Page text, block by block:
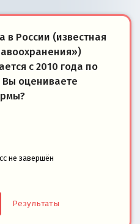
России (известная
с 2010 года по
оцениваете
не завершён
Результаты